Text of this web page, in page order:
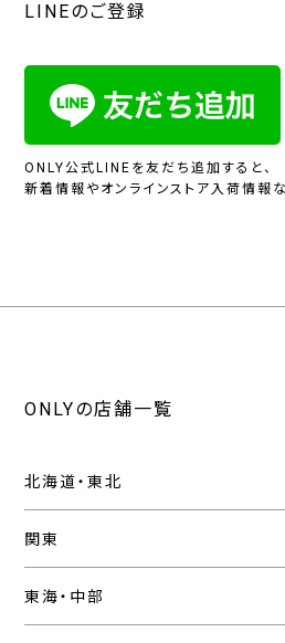
LINEのご登録
ONLY公式LINEを友だち追加すると、
新着情報やオンラインストア入荷情報
ONLYの店舗一覧
北海道・東北
関東
東海・中部